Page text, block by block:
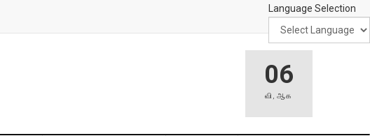
Language Selection
06
வி ,ஆக